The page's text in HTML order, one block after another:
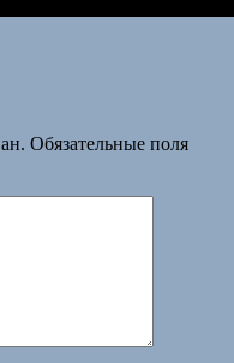
Обязательные поля